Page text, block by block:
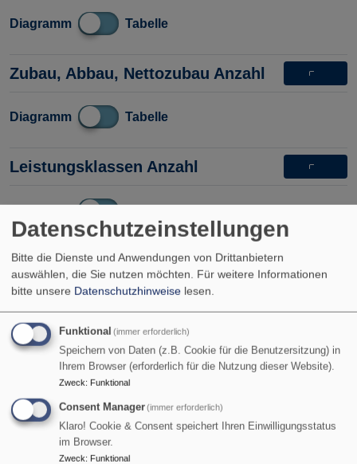
Diagramm Tabelle
Zubau, Abbau, Nettozubau Anzahl
Diagramm Tabelle
Leistungsklassen Anzahl
Leistungsklassen Leistung
Leistungsklassen Alter
Diagramm
Altersklassen Anzahl
Datenschutzeinstellungen
Bitte die Dienste und Anwendungen von Drittanbietern
auswählen, die Sie nutzen möchten. Für weitere Informationen
bitte unsere Datenschutzhinweise lesen.
Funktional (immer erforderlich)
Speichern von Daten (z.B. Cookie für die Benutzersitzung) in
Ihrem Browser (erforderlich für die Nutzung dieser Website).
Zweck: Funktional
Consent Manager(immer erforderlich)
Klaro! Cookie & Consent speichert Ihren Einwilligungsstatus
im Browser.
Zweck: Funktional